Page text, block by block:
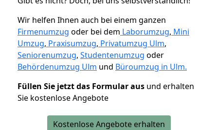
Wir helfen Ihnen auch bei einem ganzen
Firmenumzug oder bei dem Laborumzug, Mini
Umzug, Praxisumzug, Privatumzug Ulm,
Seniorenumzug, Studentenumzug oder
Behördenumzug Ulm und Büroumzug in Ulm.
Füllen Sie jetzt das Formular aus und erhalten
Sie kostenlose Angebote
Kostenlose Angebote erhalten